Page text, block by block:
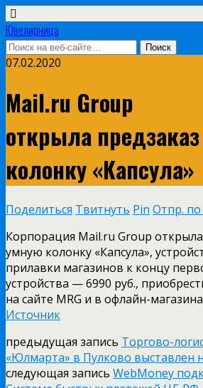
Ювелирница
07.02.2020
Mail.ru Group
открыла
колонку «Капсула»
Поделиться Твитнуть Pin Отпр. по
Корпорация Mail.ru Group
умную колонку «Капсула»,
прилавки магазинов к концу
устройства — 6990 руб.,
на сайте MRG и в офлайн-
Источник
предыдущая запись Торгово-
«Юлмарта» в Пулково выставлен
следующая запись WebMoney